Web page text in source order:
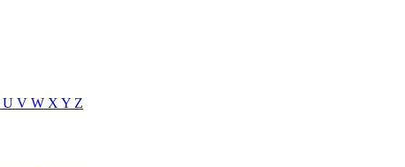
U V W XY Z